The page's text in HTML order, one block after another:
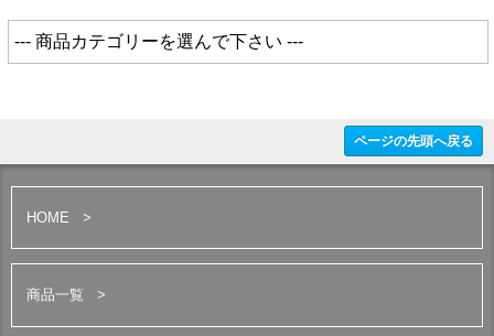
ページの先頭へ戻る
HOME
商品一覧